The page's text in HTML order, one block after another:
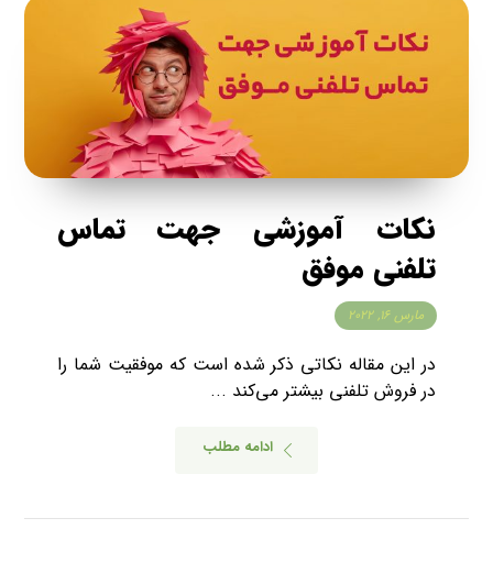
نکات آموزشی جهت تماس
تلفنی موفق
مارس ۱۶, ۲۰۲۲
در این مقاله نکاتی ذکر شده است که موفقیت شما را
در فروش تلفنی بیشتر می‌کند ...
ادامه مطلب